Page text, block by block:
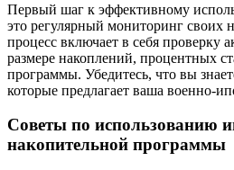
Первый шаг к эффективному
это регулярный мониторинг своих
процесс включает в себя проверку
размере накоплений, процентных
программы. Убедитесь, что вы
которые предлагает ваша военно-
Советы по использованию
накопительной программы